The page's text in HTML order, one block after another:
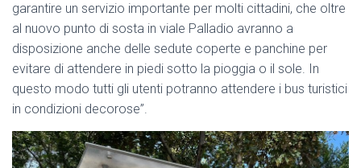
garantire un servizio importante per molti cittadini, che oltre
al nuovo punto di sosta in viale Palladio avranno a
disposizione anche delle sedute coperte e panchine per
evitare di attendere in piedi sotto la pioggia o il sole. In
questo modo tutti gli utenti potranno attendere i bus turistici
in condizioni decorose”.